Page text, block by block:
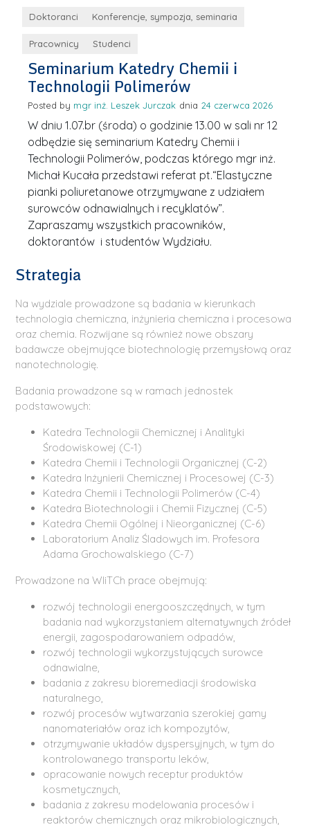
Doktoranci Konferencje, sympozja, seminaria
Pracownicy Studenci
Seminarium Katedry Chemii i
Technologii Polimerów
Posted by mgr inż. Leszek Jurczak 24 czerwca 2026
W dniu 1.07.br (środa) o godzinie 13.00 w sali nr 12
odbędzie się seminarium Katedry Chemii i
Technologii Polimerów, podczas którego mgr inż.
Michał Kucała przedstawi referat pt.“Elastyczne
pianki poliuretanowe otrzymywane z udziałem
surowców odnawialnych i recyklatów”.
Zapraszamy wszystkich pracowników,
doktorantów i studentów Wydziału.
Strategia
Na wydziale prowadzone są badania w kierunkach
technologia chemiczna, inżynieria chemiczna i procesowa
oraz chemia. Rozwijane są również nowe obszary
badawcze obejmujące biotechnologię przemysłową oraz
nanotechnologię.
Badania prowadzone są w ramach jednostek
podstawowych:
Katedra Technologii Chemicznej i Analityki
Środowiskowej (C-1)
Katedra Chemii i Technologii Organicznej (C-2)
Katedra Inżynierii Chemicznej i Procesowej (C-3)
Katedra Chemii i Technologii Polimerów (C-4)
Katedra Biotechnologii i Chemii Fizycznej (C-5)
Katedra Chemii Ogólnej i Nieorganicznej (C-6)
Laboratorium Analiz Śladowych im. Profesora
Adama Grochowalskiego (C-7)
Prowadzone na WIiTCh prace obejmują:
rozwój technologii energooszczędnych, w tym
badania nad wykorzystaniem alternatywnych źródeł
energii, zagospodarowaniem odpadów,
rozwój technologii wykorzystujących surowce
odnawialne,
badania z zakresu bioremediacji środowiska
naturalnego,
rozwój procesów wytwarzania szerokiej gamy
nanomateriałów oraz ich kompozytów,
otrzymywanie układów dyspersyjnych, w tym do
kontrolowanego transportu leków,
opracowanie nowych receptur produktów
kosmetycznych,
badania z zakresu modelowania procesów i
reaktorów chemicznych oraz mikrobiologicznych,